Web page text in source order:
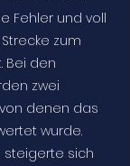
Fehler und voll
zum
Bei den
zwei
denen das
wurde.
steigerte sich